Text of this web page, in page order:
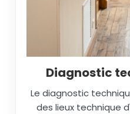
Diagnostic
Le diagnostic
des lieux technique